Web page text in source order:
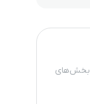
بخش‌های